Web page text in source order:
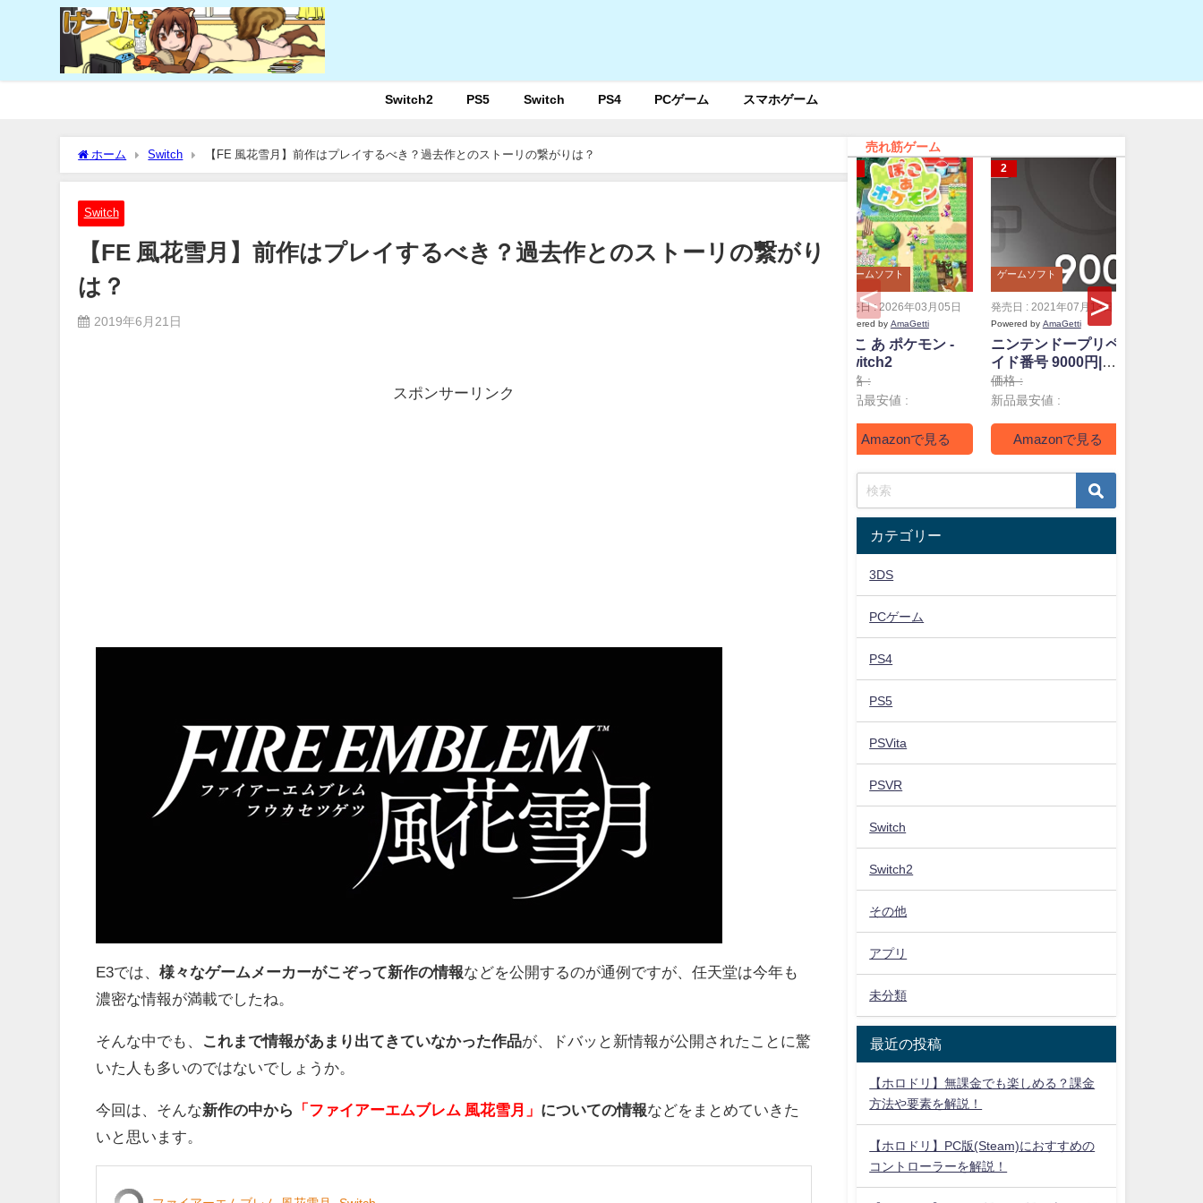
Switch2 PS5 Switch PS4 PCゲーム スマホゲーム
ホーム Switch 【FE 風花雪月】前作はプレイするべき？過去作とのストーリの繋がりは？
Switch
【FE 風花雪月】前作はプレイするべき？過去作とのストーリの繋がり
は？
2019年6月21日
スポンサーリンク
E3では、様々なゲームメーカーがこぞって新作の情報などを公開するのが通例ですが、任天堂は今年も
濃密な情報が満載でしたね。
そんな中でも、 これまで情報があまり出てきていなかった作品が、ドバッと新情報が公開されたことに驚
いた人も多いのではないでしょうか。
今回は、そんな新作の中から 「ファイアーエムブレム 風花雪月」 についての情報などをまとめていきた
いと思います。
売れ筋ゲーム
ゲームソフト
発売日 : 2026年03月05日
Powered by AmaGetti
ぽこ あ ポケモン -
Switch2
価格 :
新品最安値 :
Amazonで見る
ゲームソフト
発売日 : 2021年07月13日
Powered by AmaGetti
ニンテンドープリペ
イド番号 9000円|オ
ンラインコード版
価格 :
新品最安値 :
Amazonで見る
カテゴリー
3DS
PCゲーム
PS4
PS5
PSVita
PSVR
Switch
Switch2
その他
アプリ
未分類
最近の投稿
【ホロドリ】無課金でも楽しめる？課金
方法や要素を解説！
【ホロドリ】PC版(Steam)におすすめの
コントローラーを解説！